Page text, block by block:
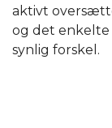
aktivt
og det enkelte
synlig forskel.